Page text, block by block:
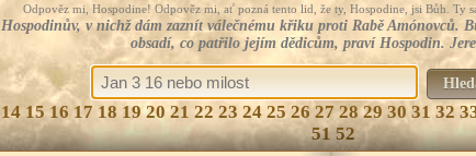
Odpověz mi, Hospodine! Odpověz mi, ať pozná tento lid, že ty, Hospodine, jsi Bůh. Ty
v nichž dám zaznít válečnému křiku proti Rabě Amónovců.
obsadí, co patřilo jejím dědicům, praví Hospodin.
14 15 16 17 18 19 20 21 22 23 24 25 26 27 28 29 30 31 32
51 52